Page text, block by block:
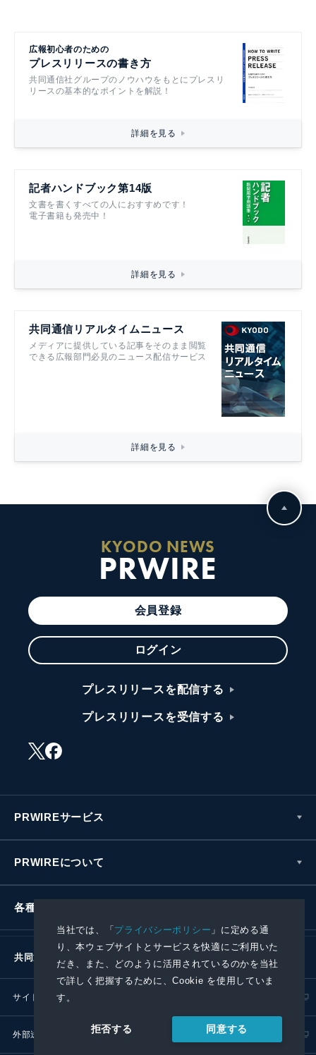
当社では、「プライバシーポリシー 」に定める通
り、本ウェブサイトとサービスを快適にご利用いた
だき、また、どのように活用されているのかを当社
で詳しく把握するために、Cookie を使用していま
す。
拒否する 同意する
広報初心者のための
プレスリリースの書き方
共同通信社グループのノウハウをもとにプレスリ
リースの基本的なポイントを解説！
詳細を見る
記者ハンドブック第14版
文書を書くすべての人におすすめです！
電子書籍も発売中！
詳細を見る
共同通信リアルタイムニュース
メディアに提供している記事をそのまま閲覧
できる広報部門必見のニュース配信サービス
詳細を見る
KYODO NEWS
PRWIRE
会員登録
ログイン
プレスリリースを配信する
プレスリリースを受信する
PRWIREサービス
PRWIREについて
各種お問い合わせ
共同通信社グループ
サイトポリシー
外部送信ポリシー プレスリリース取扱基準